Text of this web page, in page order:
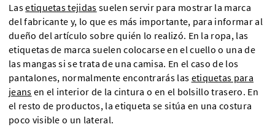
Lasetiquetas tejidas suelen servir para mostrar la marca
del fabricante y, lo que es más importante, para informar al
dueño del artículo sobre quién lo realizó. En la ropa, las
etiquetas de marca suelen colocarse en el cuello o una de
las mangas si se trata de una camisa. En el caso de los
pantalones, normalmente encontrarás las etiquetas para
jeans en el interior de la cintura o en el bolsillo trasero. En
el resto de productos, la etiqueta se sitúa en una costura
poco visible o un lateral.